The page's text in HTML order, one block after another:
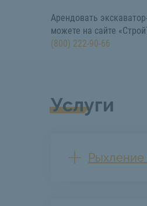
Арендовать
можете на сайте
(800) 222-90-66
Услуги
Рыхление